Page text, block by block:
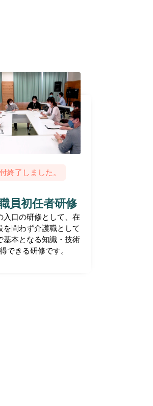
終了しました。
員初任者研修
入口の研修として、在
を問わず介護職として
基本となる知識・技術
できる研修です。